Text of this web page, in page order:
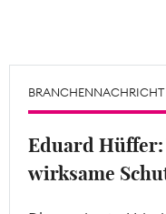
Mitgliederbereich
BRANCHENNACHRICHT
Eduard
wirksame